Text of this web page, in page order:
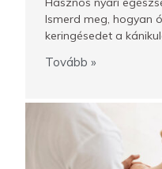
Ismerd meg, hogyan
keringésedet a
Tovább »